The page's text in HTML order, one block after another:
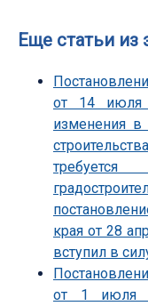
Еще статьи из
от 14 июля
изменения в
требуется
края от 28
вступил в
от 1 июля